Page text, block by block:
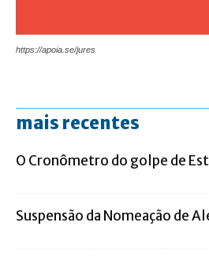
https://apoia.se/jures
mais recentes
O Cronômetro do golpe de
Suspensão da Nomeação de